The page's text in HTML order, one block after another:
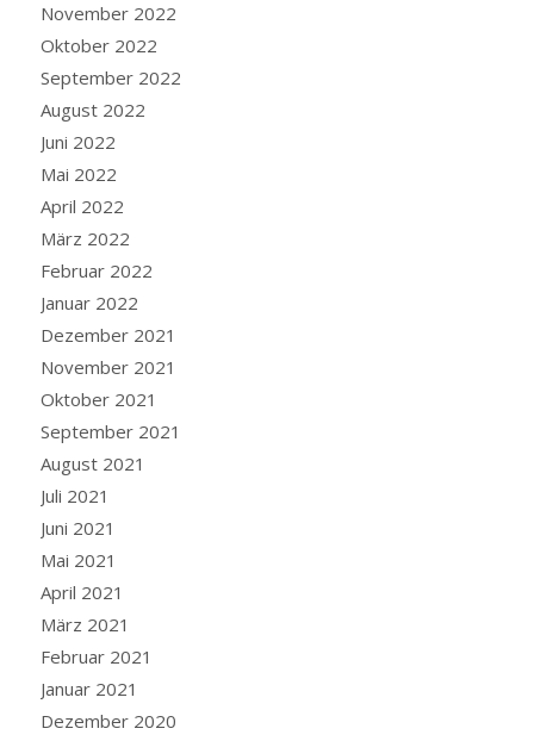
November 2022
Oktober 2022
September 2022
August 2022
Juni 2022
Mai 2022
April 2022
März 2022
Februar 2022
Januar 2022
Dezember 2021
November 2021
Oktober 2021
September 2021
August 2021
Juli 2021
Juni 2021
Mai 2021
April 2021
März 2021
Februar 2021
Januar 2021
Dezember 2020